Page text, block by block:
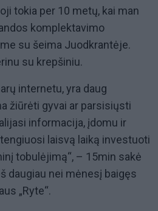
tokia per 10 metų, kai man
komplektavimo
su šeima Juodkrantėje.
su krepšiniu.
internetu, yra daug
žiūrėti gyvai ar parsisiųsti
informacija, įdomu ir
laisvą laiką investuoti
tobulėjimą“, – 15min sakė
daugiau nei mėnesį baigęs
„Ryte“.